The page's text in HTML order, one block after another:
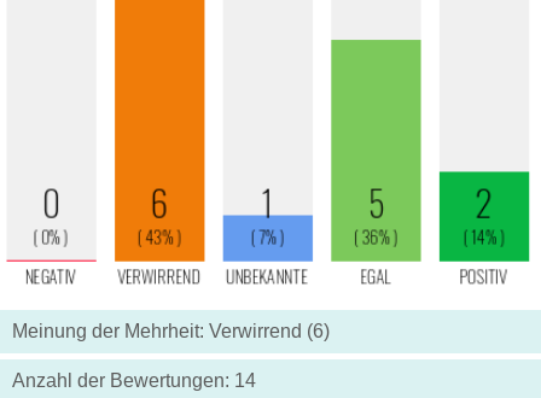
Meinung der Mehrheit: Verwirrend (6)
Anzahl der Bewertungen: 14